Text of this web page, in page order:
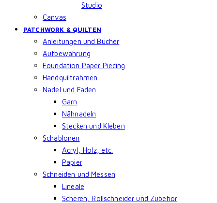
Studio
Canvas
PATCHWORK & QUILTEN
Anleitungen und Bücher
Aufbewahrung
Foundation Paper Piecing
Handquiltrahmen
Nadel und Faden
Garn
Nähnadeln
Stecken und Kleben
Schablonen
Acryl, Holz, etc.
Papier
Schneiden und Messen
Lineale
Scheren, Rollschneider und Zubehör